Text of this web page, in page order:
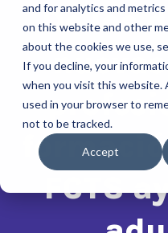
and for analytics and
on this website and other
about the cookies we use,
If you decline, your
when you visit this website.
used in your browser to
not to be tracked.
Accept
De los
FCTS